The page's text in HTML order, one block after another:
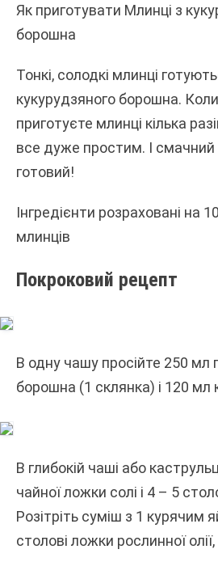
Як приготувати Млинці з
борошна
Тонкі, солодкі млинці
кукурудзяного борошна. Коли
приготуєте млинці кілька
все дуже простим. І смачний
готовий!
Інгредієнти розраховані на
млинців
Покроковий рецепт
В одну чашу просійте 250 мл
борошна (1 склянка) і 120 мл
В глибокій чаші або
чайної ложки солі і 4 – 5
Розітріть суміш з 1 курячим
столові ложки рослинної